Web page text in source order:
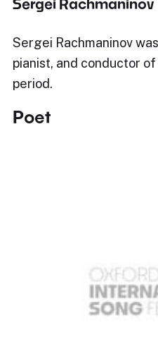
Sergei Rachmaninov
Sergei Rachmaninov
pianist, and conductor
period.
Poet